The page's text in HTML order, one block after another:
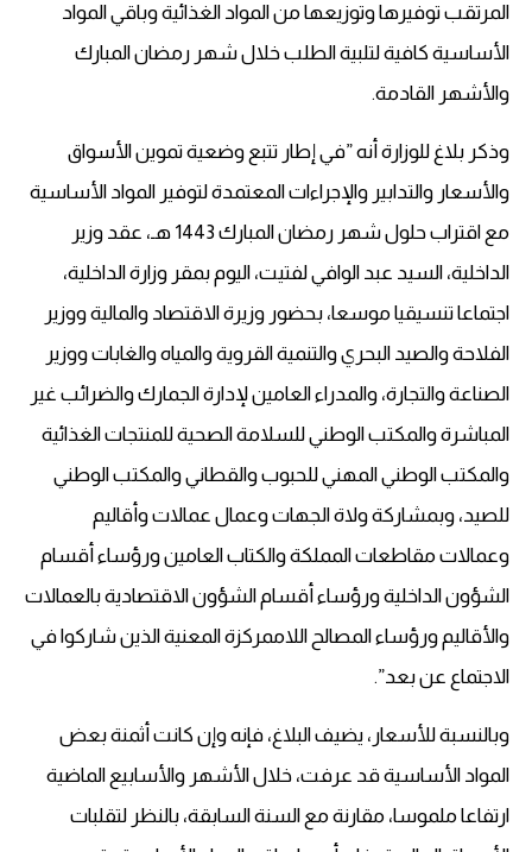
المرتقب توفيرها وتوزيعها من المواد الغذائية وباقي المواد
الأساسية كافية لتلبية الطلب خلال شهر رمضان المبارك
والأشهر القادمة.
وذكر بلاغ للوزارة أنه ”في إطار تتبع وضعية تموين الأسواق
والأسعار والتدابير والإجراءات المعتمدة لتوفير المواد الأساسية
مع اقتراب حلول شهر رمضان المبارك 1443 هـ، عقد وزير
الداخلية، السيد عبد الوافي لفتيت، اليوم بمقر وزارة الداخلية،
اجتماعا تنسيقيا موسعا، بحضور وزيرة الاقتصاد والمالية ووزير
الفلاحة والصيد البحري والتنمية القروية والمياه والغابات ووزير
الصناعة والتجارة، والمدراء العامين لإدارة الجمارك والضرائب غير
المباشرة والمكتب الوطني للسلامة الصحية للمنتجات الغذائية
والمكتب الوطني المهني للحبوب والقطاني والمكتب الوطني
للصيد، وبمشاركة ولاة الجهات وعمال عمالات وأقاليم
وعمالات مقاطعات المملكة والكتاب العامين ورؤساء أقسام
الشؤون الداخلية ورؤساء أقسام الشؤون الاقتصادية بالعمالات
والأقاليم ورؤساء المصالح اللاممركزة المعنية الذين شاركوا في
الاجتماع عن بعد”.
وبالنسبة للأسعار، يضيف البلاغ، فإنه وإن كانت أثمنة بعض
المواد الأساسية قد عرفت، خلال الأشهر والأسابيع الماضية
ارتفاعا ملموسا، مقارنة مع السنة السابقة، بالنظر لتقلبات